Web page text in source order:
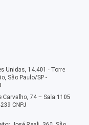
Unidas, 14.401 - Torre
São Paulo/SP -
Carvalho, 74 – Sala 1105
CNPJ